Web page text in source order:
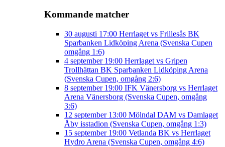
Kommande matcher
30 augusti 17:00 Herrlaget vs Frillesås BK
Sparbanken Lidköping Arena (Svenska Cupen
omgång 1:6)
4 september 19:00 Herrlaget vs Gripen
Trollhättan BK Sparbanken Lidköping Arena
(Svenska Cupen, omgång 2:6)
8 september 19:00 IFK Vänersborg vs Herrlaget
Arena Vänersborg (Svenska Cupen, omgång
3:6)
12 september 13:00 Mölndal DAM vs Damlaget
Åby isstadion (Svenska Cupen, omgång 1:3)
15 september 19:00 Vetlanda BK vs Herrlaget
Hydro Arena (Svenska Cupen, omgång 4:6)